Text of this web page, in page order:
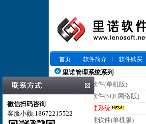
首页 软件简介 软件购买
里诺管理系统系列
里诺仓库管理软件(单机版)
里诺仓库管理软件(SQL网络版)
里诺云仓库管理系统
里诺进销存管理软件(单机版)
微信扫码咨询
客服小颜:18672215522